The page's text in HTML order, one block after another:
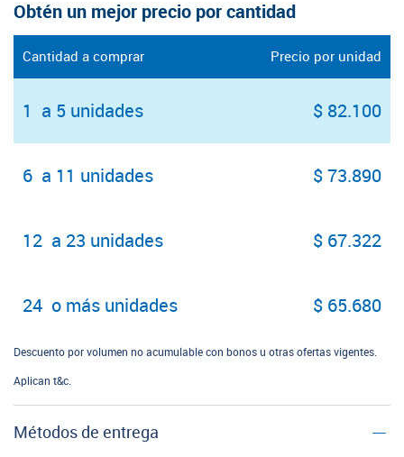
Obtén un mejor precio por cantidad
Cantidad a comprar Precio por unidad
1 a 5 unidades $ 82.100
6 a 11 unidades $ 73.890
12 a 23 unidades $ 67.322
24 o más unidades $ 65.680
Descuento por volumen no acumulable con bonos u otras ofertas vigentes.
Aplican t&c.
Métodos de entrega